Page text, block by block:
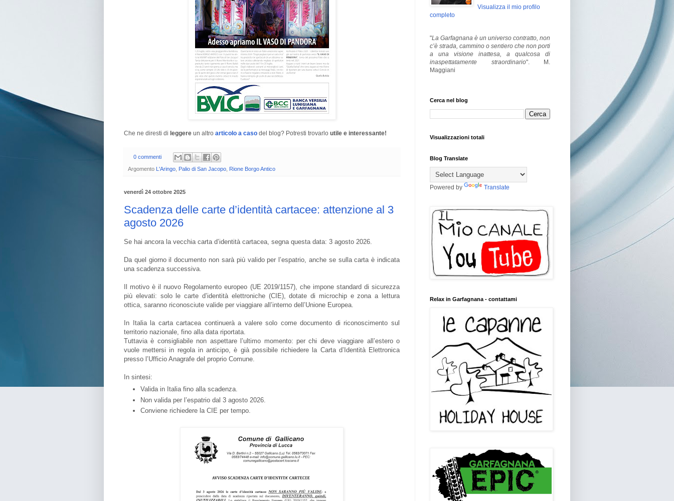
Che ne diresti di leggere un altro articolo a caso del blog? Potresti trovarlo utile e interessante!
0 commenti
Argomento L'Aringo Palio di San Jacopo Rione Borgo Antico
venerdì 24 ottobre 2025
Scadenza delle carte d’identità cartacee: attenzione al 3
agosto 2026
Se hai ancora la vecchia carta d’identità cartacea, segna questa data: 3 agosto 2026.
Da quel giorno il documento non sarà più valido per l’espatrio, anche se sulla carta è indicata
una scadenza successiva.
Il motivo è il nuovo Regolamento europeo (UE 2019/1157), che impone standard di sicurezza
più elevati: solo le carte d’identità elettroniche (CIE), dotate di microchip e zona a lettura
ottica, saranno riconosciute valide per viaggiare all’interno dell’Unione Europea.
In Italia la carta cartacea continuerà a valere solo come documento di riconoscimento sul
territorio nazionale, fino alla data riportata.
Tuttavia è consigliabile non aspettare l’ultimo momento: per chi deve viaggiare all’estero o
vuole mettersi in regola in anticipo, è già possibile richiedere la Carta d’Identità Elettronica
presso l’Ufficio Anagrafe del proprio Comune.
In sintesi:
Valida in Italia fino alla scadenza.
Non valida per l’espatrio dal 3 agosto 2026.
Conviene richiedere la CIE per tempo.
Visualizza il mio profilo
completo
"La Garfagnana è un universo contratto, non
c’è strada, cammino o sentiero che non porti
a una visione inattesa, a qualcosa di
inaspettatamente straordinario". M.
Maggiani
Cerca nel blog
Visualizzazioni totali
Blog Translate
Powered by Translate
Relax in Garfagnana - contattami